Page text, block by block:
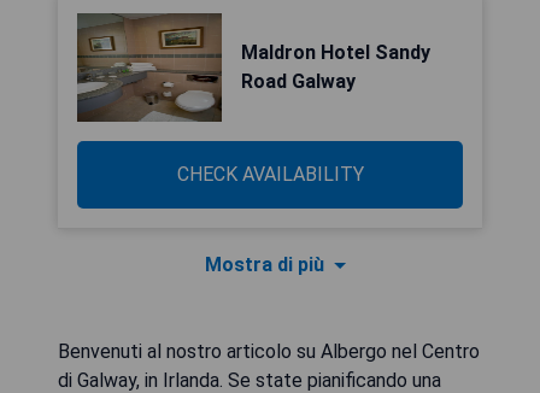
Maldron Hotel Sandy
Road Galway
CHECK AVAILABILITY
Mostra di più
Benvenuti al nostro articolo su Albergo nel Centro
di Galway, in Irlanda. Se state pianificando una